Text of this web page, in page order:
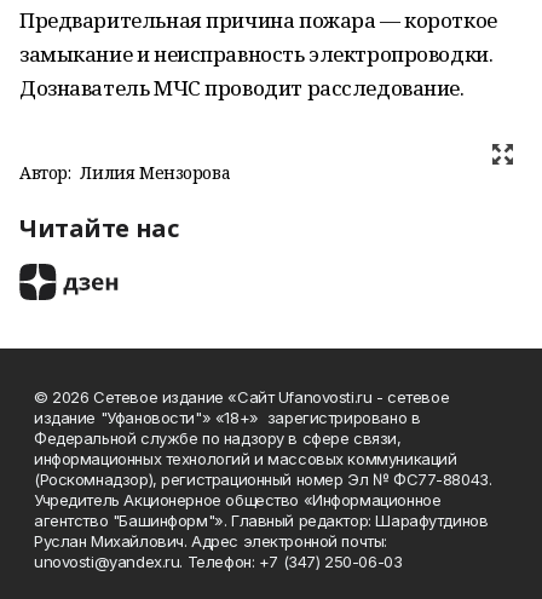
Предварительная причина пожара — короткое
замыкание и неисправность электропроводки.
Дознаватель МЧС проводит расследование.
Автор: Лилия Мензорова
Читайте нас
© 2026 Сетевое издание «Сайт Ufanovosti.ru - сетевое
издание "Уфановости"» «18+» зарегистрировано в
Федеральной службе по надзору в сфере связи,
информационных технологий и массовых коммуникаций
(Роскомнадзор), регистрационный номер Эл № ФС77-88043.
Учредитель Акционерное общество «Информационное
агентство "Башинформ"». Главный редактор: Шарафутдинов
Руслан Михайлович. Адрес электронной почты:
unovosti@yandex.ru. Телефон: +7 (347) 250-06-03